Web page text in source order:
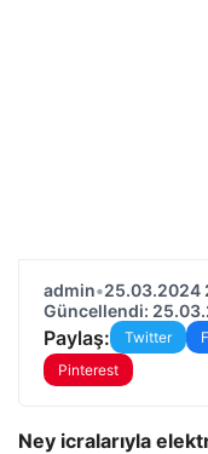
admin•25.03.2024
Güncellendi:
Paylaş: Twitter
Pinterest
Ney icralarıyla